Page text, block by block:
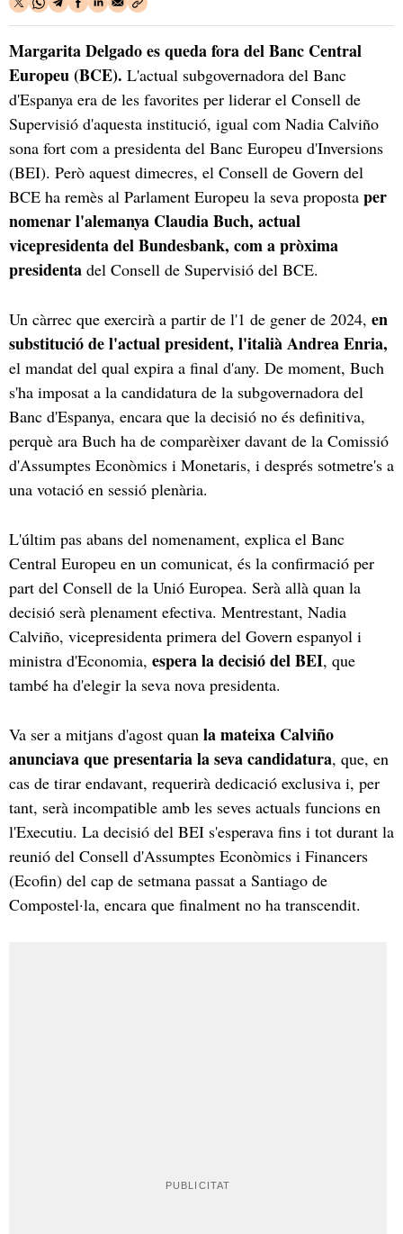
Margarita Delgado es queda fora del Banc Central
Europeu (BCE). L'actual subgovernadora del Banc
d'Espanya era de les favorites per liderar el Consell de
Supervisió d'aquesta institució, igual com Nadia Calviño
sona fort com a presidenta del Banc Europeu d'Inversions
(BEI). Però aquest dimecres, el Consell de Govern del
BCE ha remès al Parlament Europeu la seva proposta per
nomenar l'alemanya Claudia Buch, actual
vicepresidenta del Bundesbank, com a pròxima
presidenta del Consell de Supervisió del BCE.
Un càrrec que exercirà a partir de l'1 de gener de 2024, en
substitució de l'actual president, l'italià Andrea Enria,
el mandat del qual expira a final d'any. De moment, Buch
s'ha imposat a la candidatura de la subgovernadora del
Banc d'Espanya, encara que la decisió no és definitiva,
perquè ara Buch ha de comparèixer davant de la Comissió
d'Assumptes Econòmics i Monetaris, i després sotmetre's a
una votació en sessió plenària.
L'últim pas abans del nomenament, explica el Banc
Central Europeu en un comunicat, és la confirmació per
part del Consell de la Unió Europea. Serà allà quan la
decisió serà plenament efectiva. Mentrestant, Nadia
Calviño, vicepresidenta primera del Govern espanyol i
ministra d'Economia, espera la decisió del BEI, que
també ha d'elegir la seva nova presidenta.
Va ser a mitjans d'agost quan la mateixa Calviño
anunciava que presentaria la seva candidatura, que, en
cas de tirar endavant, requerirà dedicació exclusiva i, per
tant, serà incompatible amb les seves actuals funcions en
l'Executiu. La decisió del BEI s'esperava fins i tot durant la
reunió del Consell d'Assumptes Econòmics i Financers
(Ecofin) del cap de setmana passat a Santiago de
Compostel·la, encara que finalment no ha transcendit.